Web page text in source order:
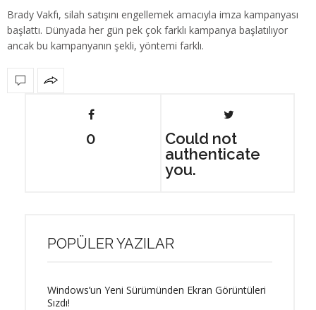
Brady Vakfı, silah satışını engellemek amacıyla imza kampanyası
başlattı. Dünyada her gün pek çok farklı kampanya başlatılıyor
ancak bu kampanyanın şekli, yöntemi farklı.
0
Could not
authenticate
you.
POPÜLER YAZILAR
Windows’un Yeni Sürümünden Ekran Görüntüleri
Sızdı!